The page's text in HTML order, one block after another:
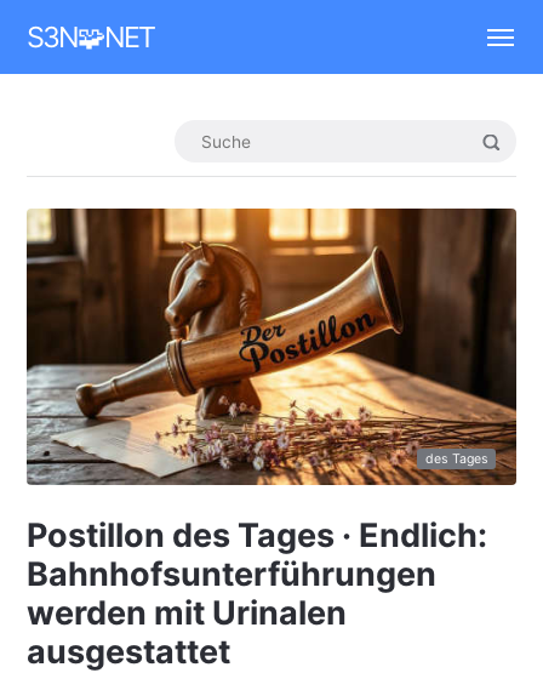
S3N🧩NET
des Tages
Postillon des Tages · Endlich:
Bahnhofsunterführungen
werden mit Urinalen
ausgestattet